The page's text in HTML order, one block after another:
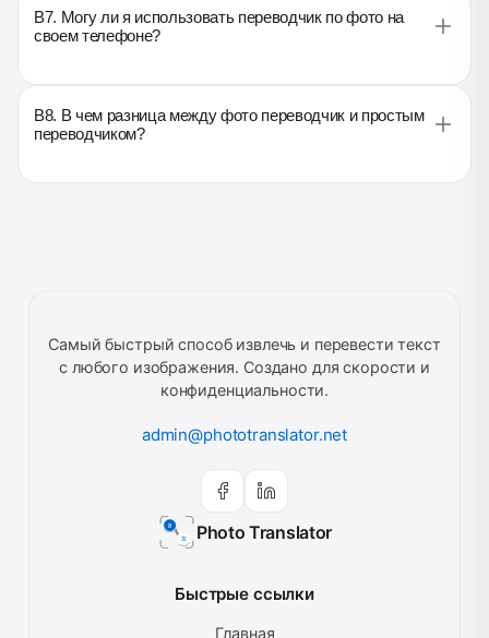
B7. Могу ли я использовать переводчик по фото на
своем телефоне?
B8. В чем разница между фото переводчик и простым
переводчиком?
Photo Translator
Самый быстрый способ извлечь и перевести текст
с любого изображения. Создано для скорости и
конфиденциальности.
admin@phototranslator.net
Быстрые ссылки
Главная